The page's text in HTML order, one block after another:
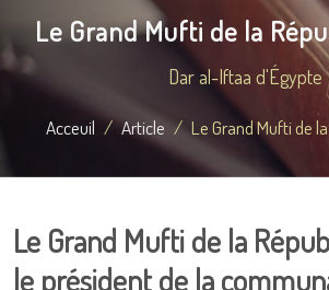
Le Grand Mufti de la
Dar al-Iftaa d'Égypte
Acceuil Article Le Grand Mufti de la
Le Grand Mufti de la
le président de la